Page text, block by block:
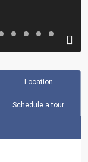
Location
Schedule a tour